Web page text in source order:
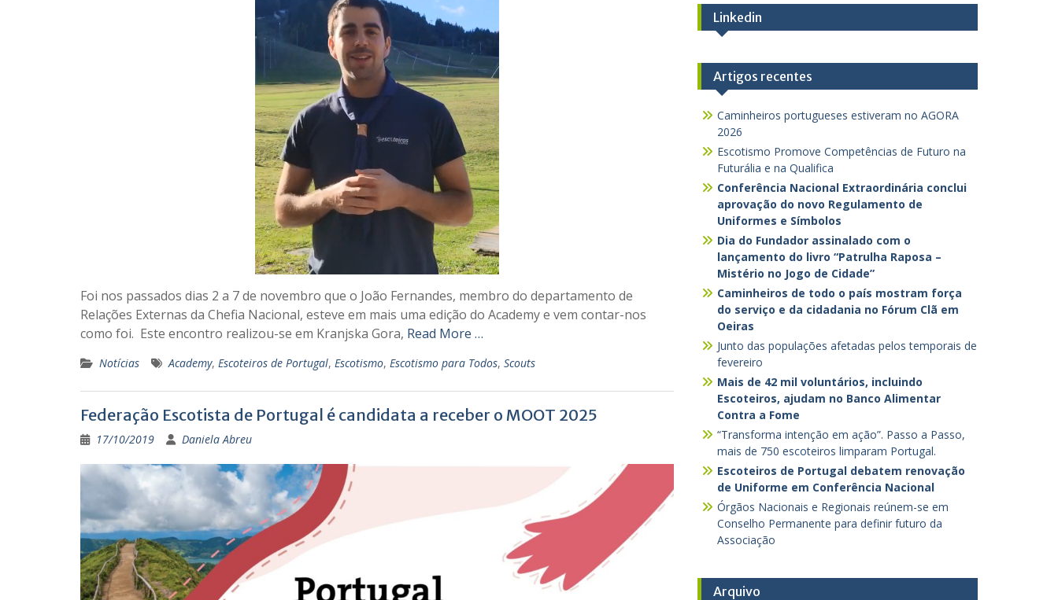
Foi nos passados dias 2 a 7 de novembro que o João Fernandes, membro do departamento de
Relações Externas da Chefia Nacional, esteve em mais uma edição do Academy e vem contar-nos
como foi. Este encontro realizou-se em Kranjska Gora, Read More …
Notícias Academy, Escoteiros de Portugal, Escotismo, Escotismo para Todos, Scouts
Federação Escotista de Portugal é candidata a receber o MOOT 2025
17/10/2019 Daniela Abreu
Linkedin
Artigos recentes
Caminheiros portugueses estiveram no AGORA
2026
Escotismo Promove Competências de Futuro na
Futurália e na Qualifica
Conferência Nacional Extraordinária conclui
aprovação do novo Regulamento de
Uniformes e Símbolos
Dia do Fundador assinalado com o
lançamento do livro “Patrulha Raposa –
Mistério no Jogo de Cidade”
Caminheiros de todo o país mostram força
do serviço e da cidadania no Fórum Clã em
Oeiras
Junto das populações afetadas pelos temporais de
fevereiro
Mais de 42 mil voluntários, incluindo
Escoteiros, ajudam no Banco Alimentar
Contra a Fome
“Transforma intenção em ação”. Passo a Passo,
mais de 750 escoteiros limparam Portugal.
Escoteiros de Portugal debatem renovação
de Uniforme em Conferência Nacional
Órgãos Nacionais e Regionais reúnem-se em
Conselho Permanente para definir futuro da
Associação
Arquivo